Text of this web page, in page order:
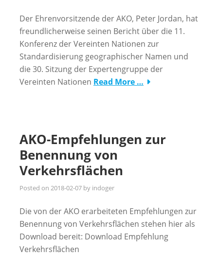
Der Ehrenvorsitzende der AKO, Peter Jordan, hat
freundlicherweise seinen Bericht über die 11.
Konferenz der Vereinten Nationen zur
Standardisierung geographischer Namen und
die 30. Sitzung der Expertengruppe der
Vereinten Nationen Read More …
AKO-Empfehlungen zur
Benennung von
Verkehrsflächen
Posted on 2018-02-07 by indoger
Die von der AKO erarbeiteten Empfehlungen zur
Benennung von Verkehrsflächen stehen hier als
Download bereit: Download Empfehlung
Verkehrsflächen